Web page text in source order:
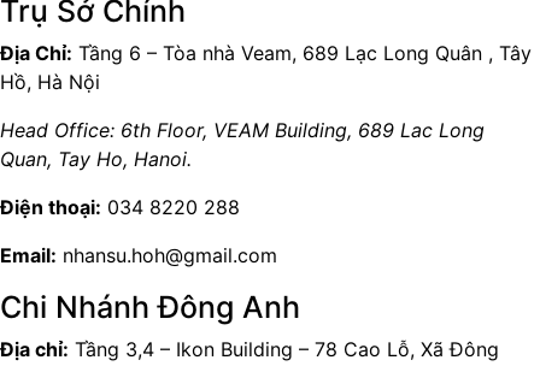
Trụ Sở Chính
Địa Chỉ: Tầng 6 – Tòa nhà Veam, 689 Lạc Long Quân , Tây
Hồ, Hà Nội
Head Office: 6th Floor, VEAM Building, 689 Lac Long
Quan, Tay Ho, Hanoi.
Điện thoại: 034 8220 288
Email: nhansu.hoh@gmail.com
Chi Nhánh Đông Anh
Địa chỉ: Tầng 3,4 – Ikon Building – 78 Cao Lỗ, Xã Đông